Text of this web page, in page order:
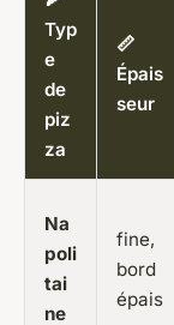
Typ
e
de
piz
za
📏
Épais
seur
Na
poli
tai
ne
fine,
bord
épais